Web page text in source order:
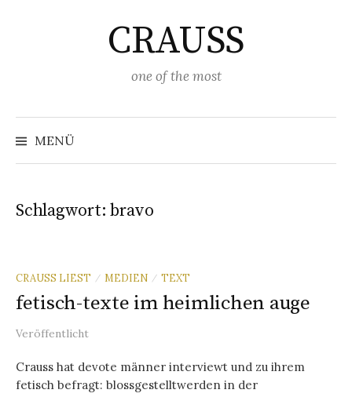
CRAUSS
one of the most
MENÜ
Suchen
Schlagwort:bravo
CRAUSS LIEST / MEDIEN / TEXT
fetisch-texte im heimlichen auge
Veröffentlicht
Crauss hat devote männer interviewt und zu ihrem
fetisch befragt: blossgestelltwerden in der